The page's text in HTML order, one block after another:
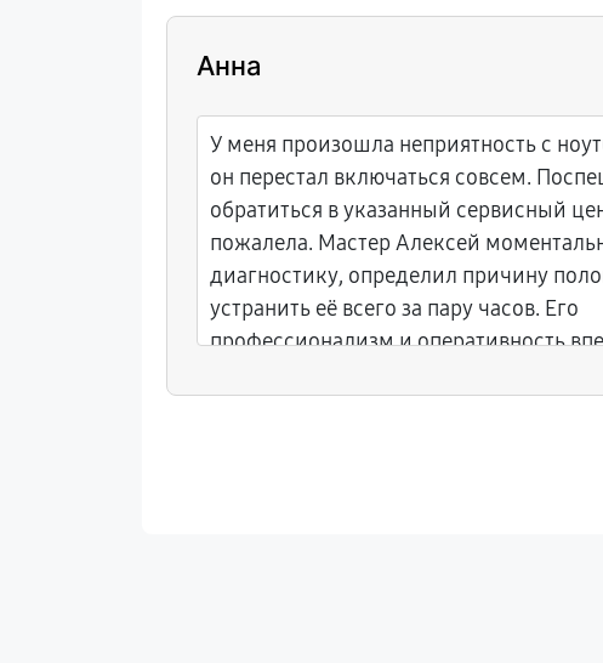
Анна
У меня произошла неприятность с
он перестал включаться совсем.
обратиться в указанный сервисный
пожалела. Мастер Алексей
диагностику, определил причину
устранить её всего за пару часов. Его
профессионализм и оперативность